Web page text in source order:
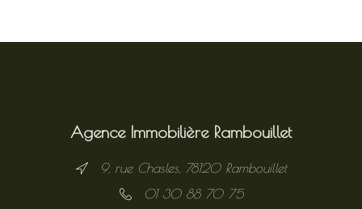
Agence Immobilière Rambouillet
9, rue Chasles, 78120 Rambouillet
01 30 88 70 75